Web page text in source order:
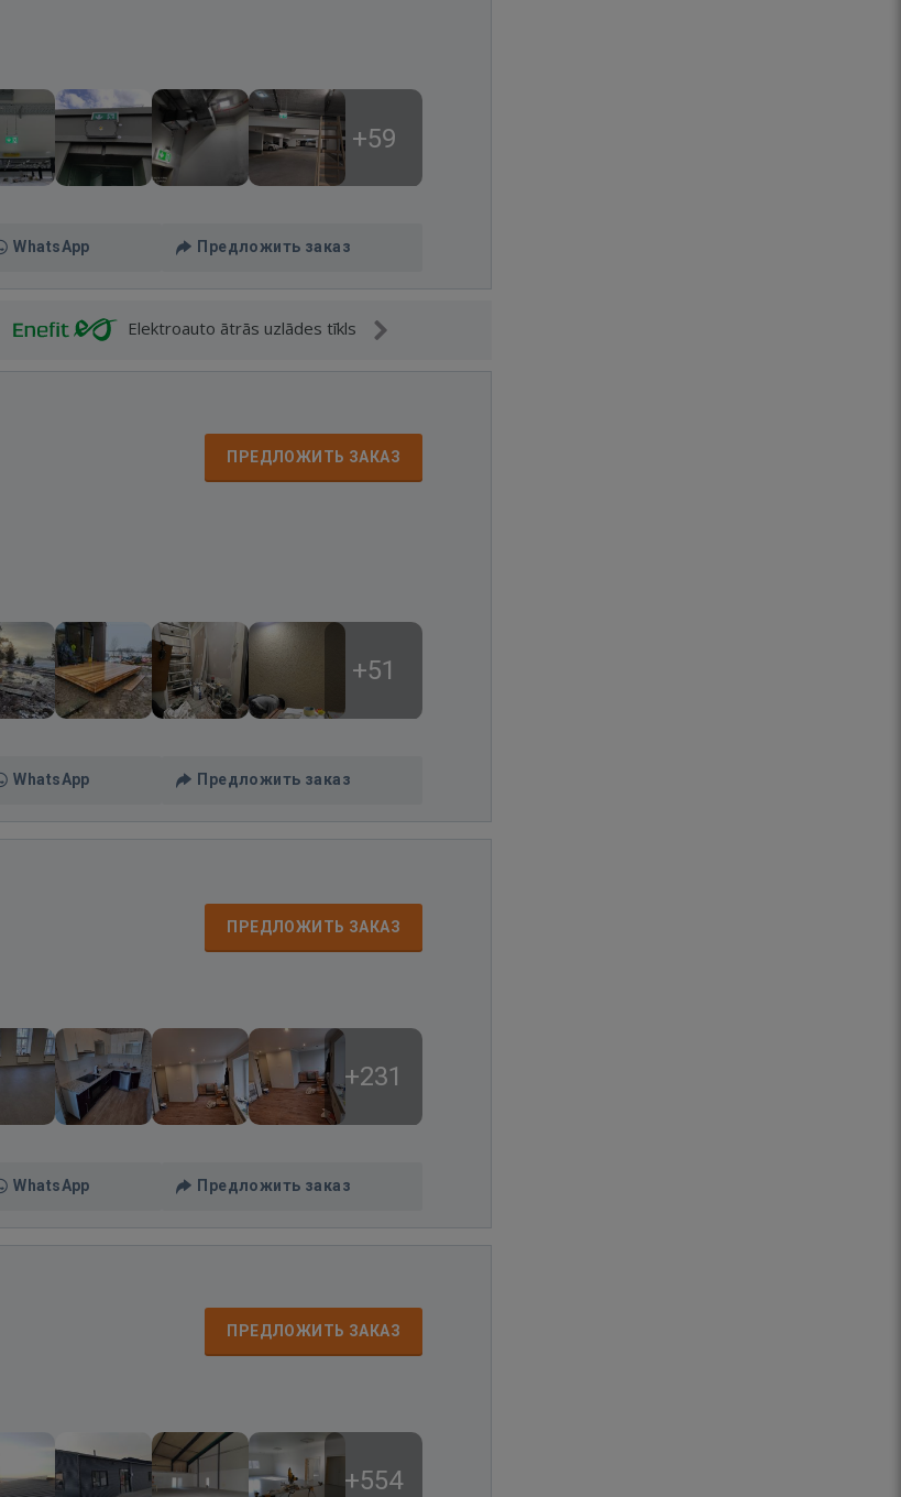
+59
WhatsApp Предложить заказ
Elektroauto ātrās uzlādes tīkls
ПРЕДЛОЖИТЬ ЗАКАЗ
+51
WhatsApp Предложить заказ
ПРЕДЛОЖИТЬ ЗАКАЗ
+231
WhatsApp Предложить заказ
ПРЕДЛОЖИТЬ ЗАКАЗ
+554